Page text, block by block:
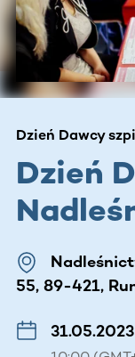
Dzień Dawcy
Dzień
55, 89-421,
31.05.2023